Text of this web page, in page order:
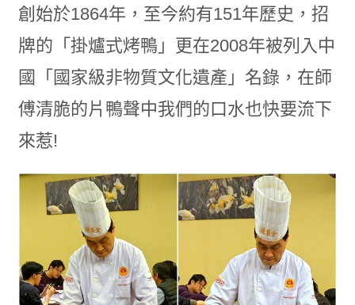
創始於1864年，至今約有151年歷史，招
牌的「掛爐式烤鴨」更在2008年被列入中
國「國家級非物質文化遺產」名錄，在師
傅清脆的片鴨聲中我們的口水也快要流下
來惹!